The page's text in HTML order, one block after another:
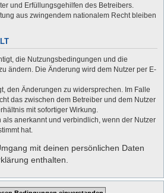
und Erfüllungsgehilfen des Betreibers.
aus zwingendem nationalem Recht bleiben
die Nutzungsbedingungen und die
ändern. Die Änderung wird dem Nutzer per E-
den Änderungen zu widersprechen. Im Falle
das zwischen dem Betreiber und dem Nutzer
mit sofortiger Wirkung.
als anerkannt und verbindlich, wenn der Nutzer
hat.
mit deinen persönlichen Daten
enthalten.